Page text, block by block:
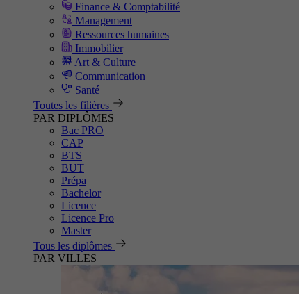
Finance & Comptabilité
Management
Ressources humaines
Immobilier
Art & Culture
Communication
Santé
Toutes les filières
PAR DIPLÔMES
Bac PRO
CAP
BTS
BUT
Prépa
Bachelor
Licence
Licence Pro
Master
Tous les diplômes
PAR VILLES